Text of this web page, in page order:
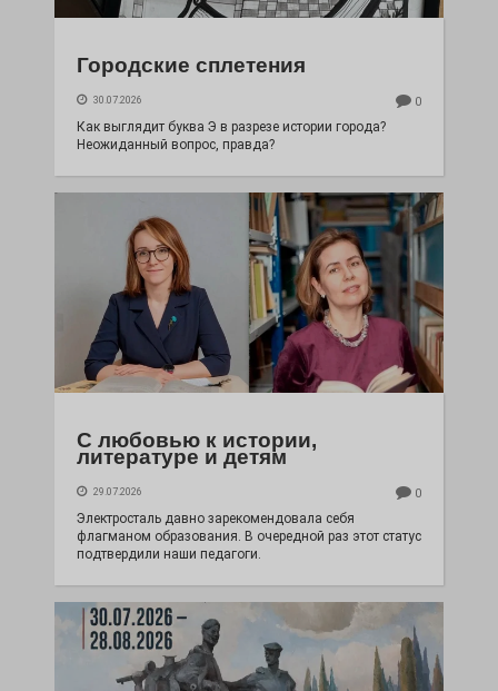
Городские сплетения
30.07.2026 0
Как выглядит буква Э в разрезе истории города?
Неожиданный вопрос, правда?
С любовью к истории,
литературе и детям
29.07.2026 0
Электросталь давно зарекомендовала себя
флагманом образования. В очередной раз этот статус
подтвердили наши педагоги.